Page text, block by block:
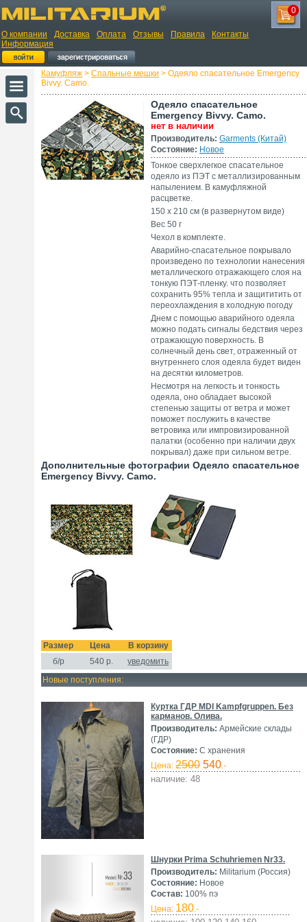
О компании Доставка Оплата Отзывы Правила
Контакты
Информация
0
Камуфляж > Спальные мешки > Одеяло спасательное Emergency
Bivvy. Camo.
Одеяло спасательное
Emergency Bivvy. Camo.
нет в наличии
Производитель: Garments (Китай)
Состояние: Новое
Тонкое сверхлегкое спасательное
одеяло из ПЭТ с металлизированным
напылением. В камуфляжной
расцветке.
150 х 210 см (в развернутом виде)
Вес 50 г
Чехол в комплекте.
Аварийно-спасательное покрывало
произведено по технологии нанесения
металлического отражающего слоя на
тонкую ПЭТ-пленку. что позволяет
сохранить 95% тепла и защититить от
переохлаждения в холодную погоду
Днем с помощью аварийного одеяла
можно подать сигналы бедствия через
отражающую поверхность. В
солнечный день свет, отраженный от
внутреннего слоя одеяла будет виден
на десятки километров.
Несмотря на легкость и тонкость
одеяла, оно обладает высокой
степенью защиты от ветра и может
поможет послужить в качестве
ветровика или импровизированной
палатки (особенно при наличии двух
покрывал) даже при сильном ветре.
Дополнительные фотографии Одеяло спасательное
Emergency Bivvy. Camo.
Размер Цена
В корзину
б/р
540 р.
уведомить
Новые поступления:
Куртка ГДР MDI Kampfgruppen. Без
карманов. Олива.
Производитель: Армейские склады
(ГДР)
Состояние: С хранения
Цена: 2500 540.-
наличие: 48
Шнурки Prima Schuhriemen Nr33.
Производитель: Militarium (Россия)
Состояние: Новое
Состав: 100% пэ
Цена: 180.-